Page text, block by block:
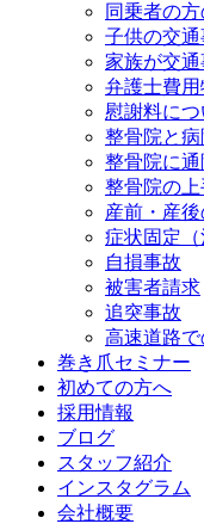
同乗者の
子供の交
家族が交
弁護士費
慰謝料につ
整骨院と
整骨院に
整骨院の
産前・産
症状固定
自損事故
被害者請求
追突事故
高速道路
巻き爪セミナー
初めての方へ
採用情報
ブログ
スタッフ紹介
インスタグラム
会社概要